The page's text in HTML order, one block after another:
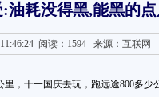
油耗没得黑,能黑的
阅读：1594 来源：互联网
，十一国庆去玩，跑远途800多少